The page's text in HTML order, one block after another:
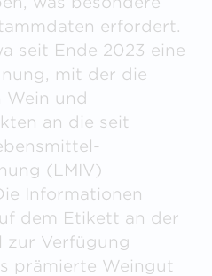
erfordert.
seit Ende 2023 eine
mit der die
Wein und
an die seit
(LMIV)
Informationen
dem Etikett an der
zur Verfügung
prämierte Weingut